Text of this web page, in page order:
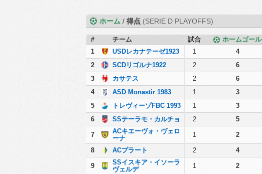
ホーム / 得点 (SERIE D PLAYOFFS)
# チーム 試合
ホームゴール
1
USDレカナテーゼ1923 1 4
2
SCDリゴルナ1922 2 6
3
カサテス 2 6
4
ASD Monastir 1983 1 3
5
トレヴィーゾFBC 1993 1 3
6
SSテーラモ・カルチョ 2 5
7
ACキエーヴォ・ヴェロ
ーナ
1 2
8 ACプラート 2 4
9
SSイスキア・イソーラ
ヴェルデ
1 2